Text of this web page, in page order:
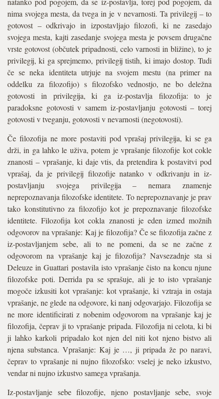
nima svojega mesta, da tvega in je v nevarnosti. Ta privilegij – to
gotovost – odkrivajo in izpostavljajo filozofi, ki ne zasedajo
svojega mesta, kajti zasedanje svojega mesta je povsem drugačne
vrste gotovost (občutek pripadnosti, celo varnosti in bližine), to je
privilegij, ki ga sprejmemo, privilegij tistih, ki imajo dostop. Tudi
če se neka identiteta utrjuje na svojem mestu (na primer na
oddelku za filozofijo) s filozofsko vednostjo, ne bo deležna
gotovosti in privilegija, ki ga iz-postavlja filozofija: to je
paradoksne gotovosti v samem iz-postavljanju gotovosti – torej
gotovosti v tveganju, gotovosti v nevarnosti (negotovosti).
Če filozofija ne more postaviti pod vprašaj privilegija, ki se ga
drži, in ga lahko le uživa, potem je vprašanje filozofije kot cokle
znanosti – vprašanje, ki daje vtis, da pretendira k postavitvi pod
vprašaj, da je privilegij filozofije natanko v odkrivanju in iz-
postavljanju svojega privilegija – nemara znamenje
neprepoznavanja filozofske identitete. To neprepoznavanje je prav
tako konstitutivno za filozofijo kot je prepoznavanje filozofske
identitete. Filozofija kot cokla znanosti je eden izmed možnih
odgovorov na vprašanje: Kaj je filozofija? Če se filozofija začne z
iz-postavljanjem sebe, ali to ne pomeni, da se ne začne z
odgovorom na vprašanje kaj je filozofija? Navsezadnje sta si
Deleuze in Guattari postavila isto vprašanje čisto na koncu njune
filozofske poti. Derrida pa se sprašuje, ali je to isto vprašanje
mogoče izkusiti kot vprašanje: kot vprašanje, ki vztraja in ostaja
vprašanje, ne glede na odgovore, ki nanj odgovarjajo. Filozofija se
ne more identificirati z nobenim odgovorom na vprašanje kaj je
filozofija, čeprav ji to vprašanje pripada. Filozofija ni celota, ki bi
ji lahko karkoli pripadalo kot njen del niti kot njeno bistvo ali
njena substanca. Vprašanje: Kaj je …, ji pripada že po naravi,
čeprav to vprašanje ni nujno filozofsko: vselej je neko izkustvo,
vendar ni nujno izkustvo samega vprašanja.
Iz-postavljanje sebe filozofije, njeno postavljanje sebe, svoje